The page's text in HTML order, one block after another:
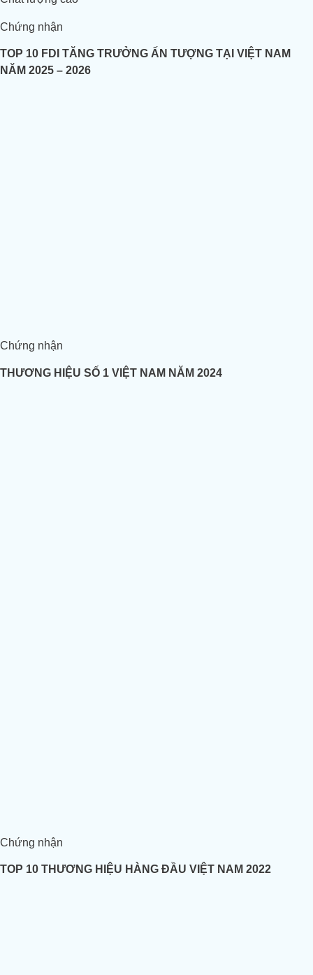
Chứng nhận
TOP 10 FDI TĂNG TRƯỞNG ẤN TƯỢNG TẠI VIỆT NAM
NĂM 2025 – 2026
Chứng nhận
THƯƠNG HIỆU SỐ 1 VIỆT NAM NĂM 2024
Chứng nhận
TOP 10 THƯƠNG HIỆU HÀNG ĐẦU VIỆT NAM 2022